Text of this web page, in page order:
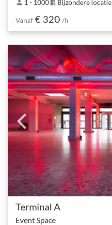
person 1 - 1000meeting_room Bijzondere locatie
Vanaf € 320 /h
Terminal A
Event Space